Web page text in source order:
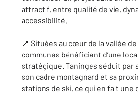
attractif, entre qualité de vie,
accessibilité.
📍 Situées au cœur de la vallée de
communes bénéficient d’une
stratégique. Taninges séduit par
son cadre montagnard et sa
stations de ski, ce qui en fait une